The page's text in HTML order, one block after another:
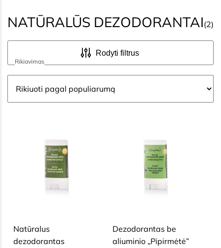
NATŪRALŪS DEZODORANTAI(2)
Rodyti filtrus
Rikiavimas
Natūralus
dezodorantas
Dezodorantas be
aliuminio „Pipirmėtė”